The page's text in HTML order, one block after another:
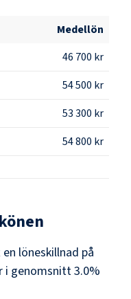
Medellön
46 700 kr
54 500 kr
53 300 kr
54 800 kr
löneskillnad på
i genomsnitt3.0%